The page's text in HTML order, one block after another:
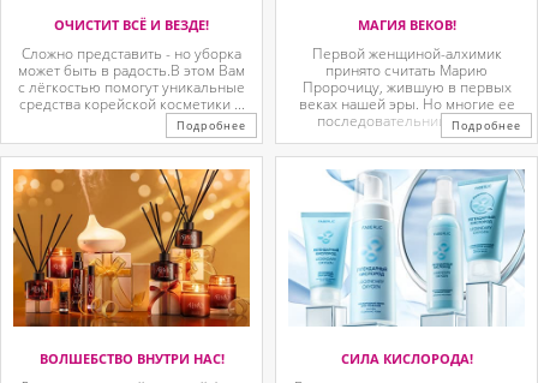
ОЧИСТИТ ВСЁ И ВЕЗДЕ!
Сложно представить - но уборка
может быть в радость.В этом Вам
с лёгкостью помогут уникальные
средства корейской косметики ...
Подробнее
МАГИЯ ВЕКОВ!
Первой женщиной-алхимик
принято считать Марию
Пророчицу, жившую в первых
веках нашей эры. Но многие ее
последовательницы так ...
Подробнее
ВОЛШЕБСТВО ВНУТРИ НАС! СИЛА КИСЛОРОДА!